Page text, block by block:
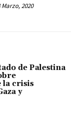
Marzo, 2020
de Palestina
la crisis
y